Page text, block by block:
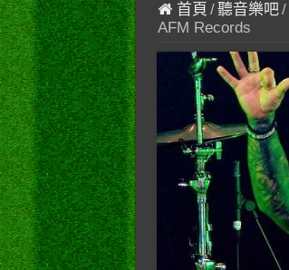
首頁 /聽音樂吧/
AFM Records